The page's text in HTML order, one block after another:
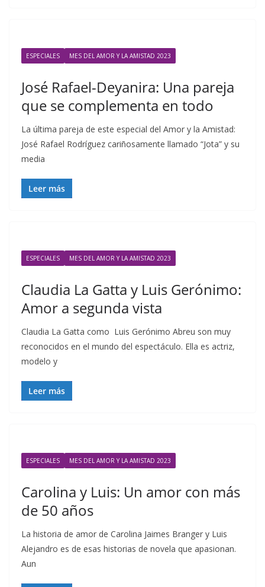
ESPECIALES MES DEL AMOR Y LA AMISTAD 2023
José Rafael-Deyanira: Una pareja
que se complementa en todo
La última pareja de este especial del Amor y la Amistad:
José Rafael Rodríguez cariñosamente llamado “Jota” y su
media
Leer más
ESPECIALES MES DEL AMOR Y LA AMISTAD 2023
Claudia La Gatta y Luis Gerónimo:
Amor a segunda vista
Claudia La Gatta como Luis Gerónimo Abreu son muy
reconocidos en el mundo del espectáculo. Ella es actriz,
modelo y
Leer más
ESPECIALES MES DEL AMOR Y LA AMISTAD 2023
Carolina y Luis: Un amor con más
de 50 años
La historia de amor de Carolina Jaimes Branger y Luis
Alejandro es de esas historias de novela que apasionan.
Aun